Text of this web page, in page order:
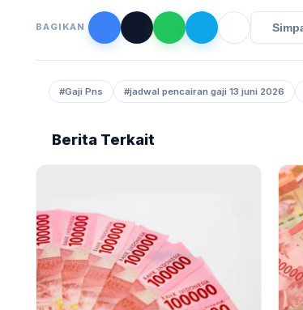
BAGIKAN
#Gaji Pns #jadwal pencairan gaji 13 juni 2026
Berita Terkait